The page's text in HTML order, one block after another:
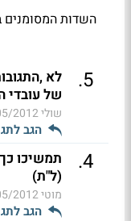
השדות המסומנים
5
.
לא
של עובדי
שולי21:20
הגב
4
.
תמשיכו
(ל"ת)
מוטי20:46
הגב